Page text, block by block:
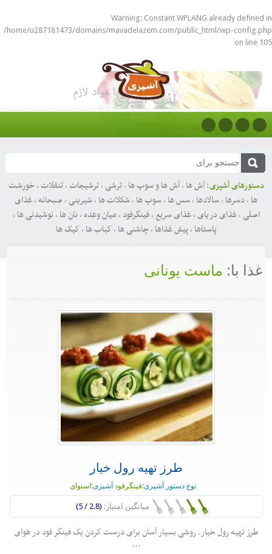
Warning: Constant WPLANG already defined in
/home/u287181473/domains/mavadelazem.com/public_html/wp-config.php
on line 105
دستورهای آشپزی:آش ها ,آش ها و سوپ ها ,ترشی ,ترشیجات,تنقلات, خورشت
ها ,دسرها ,سالادها ,سس ها ,سوپ ها ,شکلات ها ,شیرینی , صبحانه,غذای
اصلی ,غذای دریای,غذای سریع ,فینگرفود , میان وعده, نان ها , نوشیدنی ها ,
پاستاها ,پیش غذاها , چاشنی ها ,کباب ها ,کیک ها
غذا با: ماست یونانی
طرز تهیه رول خیار
نوع دستور آشپزی:فینگرفود آشپزی: استوای
میانگین امتیاز: (2.8 / 5)
طرز تهیه رول خیار. روشی بسیار آسان برای درست کردن یک فینگر فود در هوای
...